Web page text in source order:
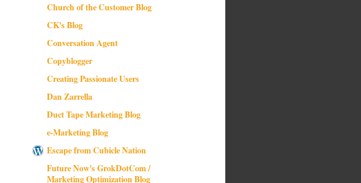
Church of the Customer Blog
CK's Blog
Conversation Agent
Copyblogger
Creating Passionate Users
Dan Zarrella
Duct Tape Marketing Blog
e-Marketing Blog
Escape from Cubicle Nation
Future Now's GrokDotCom /
Marketing Optimization Blog